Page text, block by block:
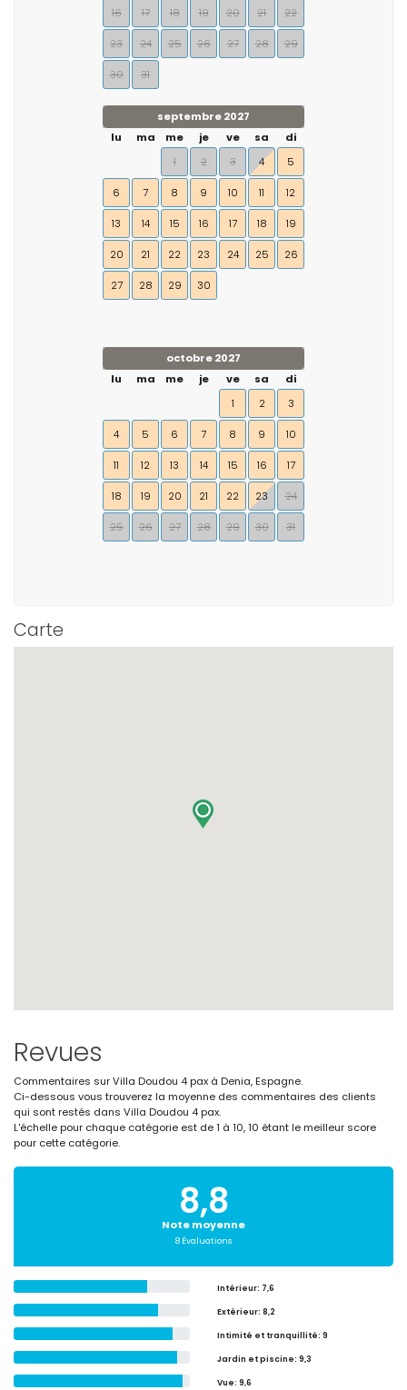
16 17 18 19 20 21 22
23 24 25 26 27 28 29
30 31
septembre 2027
lu
ma me je ve sa
di
1
2 3 4 5
6 7 8 9 10 11 12
13 14 15 16 17 18 19
20 21 22 23 24 25 26
27 28 29 30
octobre 2027
lu
ma me je ve sa
di
1
2 3
4 5 6 7 8 9 10
11 12 13 14 15 16 17
18 19 20 21 22 23 24
25 26 27 28 29 30 31
Carte
Revues
Commentaires sur Villa Doudou 4 pax à Denia, Espagne.
Ci-dessous vous trouverez la moyenne des commentaires des clients
qui sont restés dans Villa Doudou 4 pax.
L'échelle pour chaque catégorie est de 1 à 10, 10 étant le meilleur score
pour cette catégorie.
8,8
Note moyenne
8 Évaluations
Intérieur: 7,6
Extérieur: 8,2
Intimité et tranquillité: 9
Jardin et piscine: 9,3
Vue: 9,6